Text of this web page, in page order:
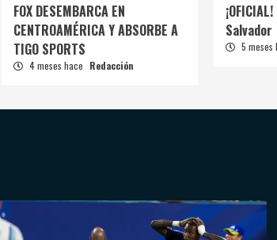
FOX DESEMBARCA EN
CENTROAMÉRICA Y ABSORBE A
TIGO SPORTS
4 meses hace Redacción
Salvador
5